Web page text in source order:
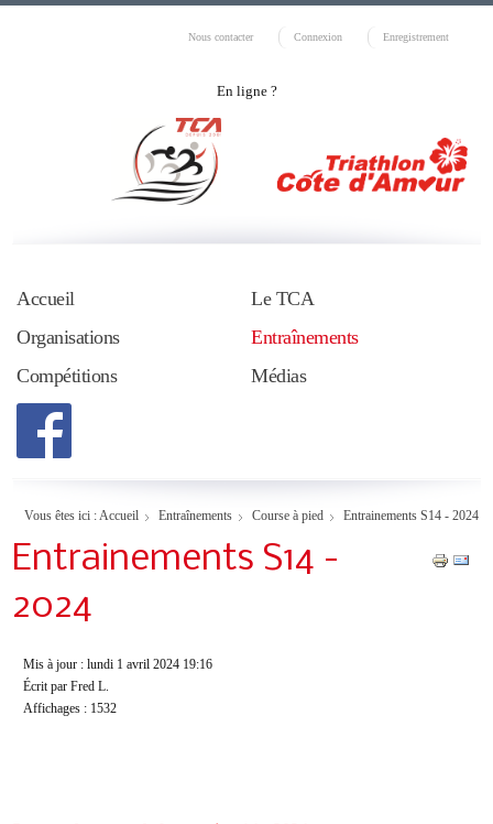
Nous contacter Connexion Enregistrement
En ligne ?
Accueil
Le TCA
Organisations
Entraînements
Compétitions
Médias
Vous êtes ici :Accueil Entraînements Course à pied Entrainements S14 - 2024
Entrainements S14 -
2024
Mis à jour : lundi 1 avril 2024 19:16
Écrit par Fred L.
Affichages : 1532